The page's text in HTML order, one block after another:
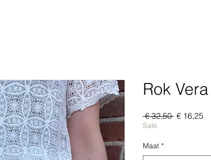
Rok
€ 32,50 Normale
€ 16,25
Sale
Maat *